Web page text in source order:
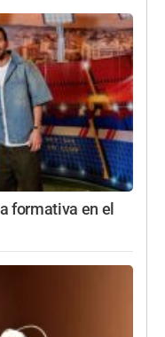
formativa en el